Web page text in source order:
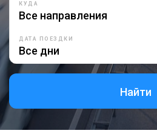
КУДА
ДАТА ПОЕЗДКИ
Найти